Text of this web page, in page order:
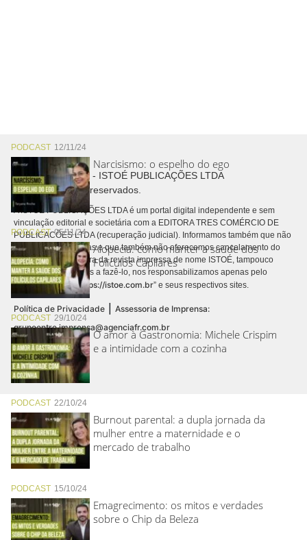
PODCAST 12/11/24
Narcisismo: o espelho do ego
PODCAST05/11/24
Alopecia: como manter a saúde dos
Folículos Capilares
PODCAST 29/10/24
O amor à Gastronomia: Michele Crispim
e a intimidade com a cozinha
PODCAST 22/10/24
Burnout parental: a dupla jornada da
mulher entre a maternidade e o
mercado de trabalho
PODCAST 15/10/24
Emagrecimento: os mitos e verdades
sobre o Chip da Beleza
Copyright © 2026 - ISTOÉ PUBLICAÇÕES LTDA
Todos os direitos reservados.
A ISTOÉ PUBLICAÇÕES LTDA é um portal digital independente e sem
vinculação editorial e societária com a EDITORA TRES COMÉRCIO DE
PUBLICACÕES LTDA (recuperação judicial). Informamos também que não
realizamos cobranças e que também não oferecemos cancelamento do
contrato de assinatura da revista impressa de nome ISTOÉ, tampouco
autorizamos terceiros a fazê-lo, nos responsabilizamos apenas pelo
conteúdo digital “https://istoe.com.br” e seus respectivos sites.
Política de Privacidade | Assessoria de Imprensa:
grupoentre.imprensa@agenciafr.com.br